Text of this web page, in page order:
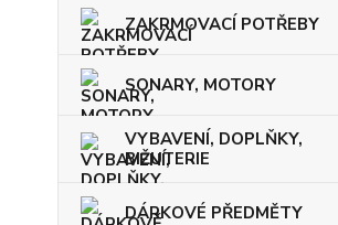
ZAKRMOVACÍ POTŘEBY
SONARY, MOTORY
VYBAVENÍ, DOPLŇKY,
BIŽUTERIE
DÁRKOVÉ PŘEDMĚTY